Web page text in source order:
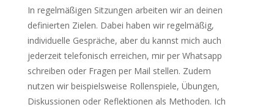
In regelmäßigen Sitzungen arbeiten wir an deinen
definierten Zielen. Dabei haben wir regelmäßig,
individuelle Gespräche, aber du kannst mich auch
jederzeit telefonisch erreichen, mir per Whatsapp
schreiben oder Fragen per Mail stellen. Zudem
nutzen wir beispielsweise Rollenspiele, Übungen,
Diskussionen oder Reflektionen als Methoden. Ich